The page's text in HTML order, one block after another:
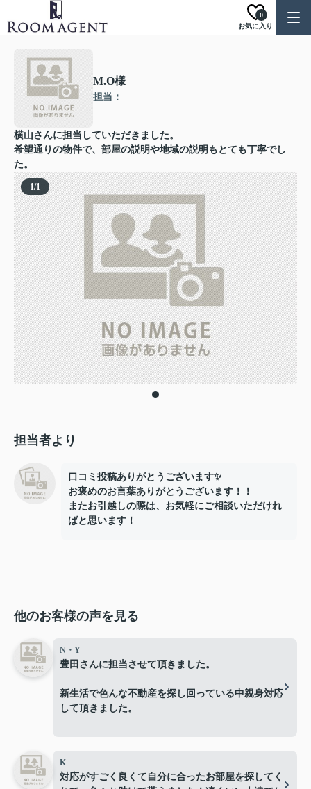
お気に入り
0
M.O様
担当：
横山さんに担当していただきました。
希望通りの物件で、部屋の説明や地域の説明もとても丁寧でし
た。
1/1
担当者より
口コミ投稿ありがとうございます✨
お褒めのお言葉ありがとうございます！！
またお引越しの際は、お気軽にご相談いただけれ
ばと思います！
他のお客様の声を見る
N・Y
豊田さんに担当させて頂きました。
新生活で色んな不動産を探し回っている中親身対応
して頂きました。
K
対応がすごく良くて自分に合ったお部屋を探してく